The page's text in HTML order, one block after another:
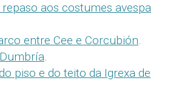
aos costumes avespa
entre Cee e Corcubión.
.
piso e do teito da Igrexa de